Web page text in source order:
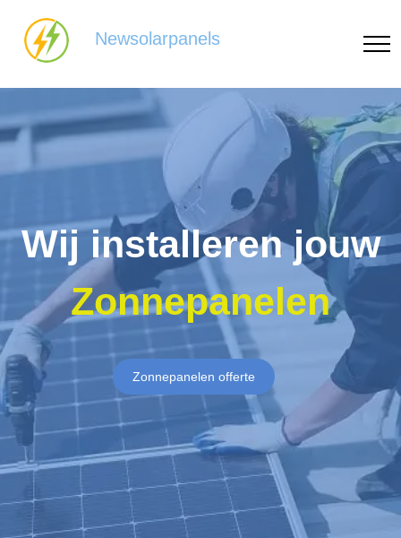
Newsolarpanels
Wij installeren jouw
Zonnepanelen
Zonnepanelen offerte